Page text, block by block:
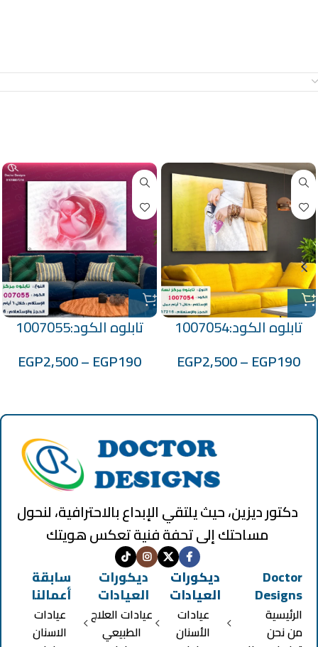
تابلوه الكود:1007054
EGP190
–
EGP2,500
تابلوه الكود:1007055
EGP190
–
EGP2,500
دكتور ديزين، حيث يلتقي الإبداع بالاحترافية، لنحول
مساحتك إلى تحفة فنية تعكس هويتك
Doctor
Designs
الرئيسية
من نحن
ديكورات
العيادات
عيادات
الأسنان
ديكورات
العيادات
عيادات العلاج
الطبيعي
سابقة
أعمالنا
عيادات
الاسنان